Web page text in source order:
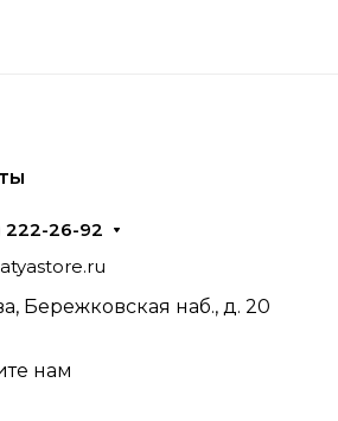
222-26-92
Бережковская наб., д. 20
нам